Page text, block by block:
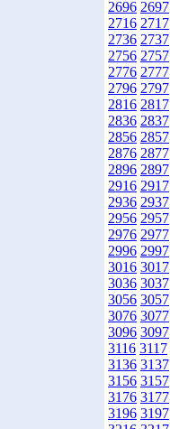
2696 2697
2716 2717
2736 2737
2756 2757
2776 2777
2796 2797
2816 2817
2836 2837
2856 2857
2876 2877
2896 2897
2916 2917
2936 2937
2956 2957
2976 2977
2996 2997
3016 3017
3036 3037
3056 3057
3076 3077
3096 3097
3116 3117
3136 3137
3156 3157
3176 3177
3196 3197